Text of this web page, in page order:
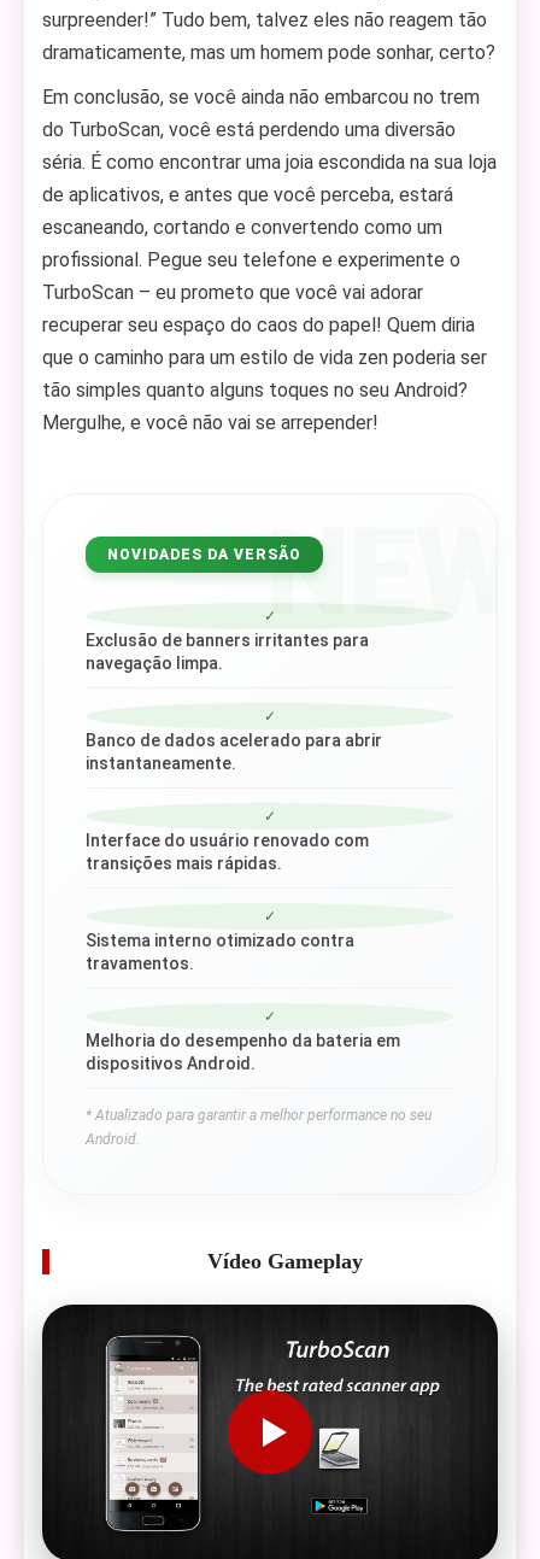
surpreender!” Tudo bem, talvez eles não reagem tão
dramaticamente, mas um homem pode sonhar, certo?
Em conclusão, se você ainda não embarcou no trem
do TurboScan, você está perdendo uma diversão
séria. É como encontrar uma joia escondida na sua loja
de aplicativos, e antes que você perceba, estará
escaneando, cortando e convertendo como um
profissional. Pegue seu telefone e experimente o
TurboScan – eu prometo que você vai adorar
recuperar seu espaço do caos do papel! Quem diria
que o caminho para um estilo de vida zen poderia ser
tão simples quanto alguns toques no seu Android?
Mergulhe, e você não vai se arrepender!
NEW
NOVIDADES DA VERSÃO
✓
Exclusão de banners irritantes para
navegação limpa.
✓
Banco de dados acelerado para abrir
instantaneamente.
✓
Interface do usuário renovado com
transições mais rápidas.
✓
Sistema interno otimizado contra
travamentos.
✓
Melhoria do desempenho da bateria em
dispositivos Android.
* Atualizado para garantir a melhor performance no seu
Android.
Vídeo Gameplay